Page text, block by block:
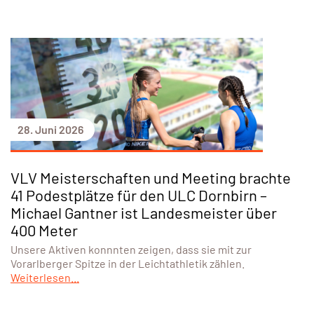
28. Juni 2026
VLV Meisterschaften und Meeting brachte
41 Podestplätze für den ULC Dornbirn –
Michael Gantner ist Landesmeister über
400 Meter
Unsere Aktiven konnnten zeigen, dass sie mit zur
Vorarlberger Spitze in der Leichtathletik zählen.
Weiterlesen...